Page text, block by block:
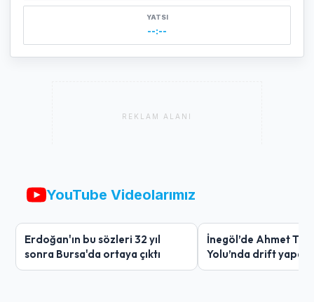
YATSI
--:--
REKLAM ALANI
YouTube Videolarımız
Erdoğan'ın bu sözleri 32 yıl
sonra Bursa'da ortaya çıktı
İnegöl’de Ahmet
Yolu’nda drift yapan
ağır ceza